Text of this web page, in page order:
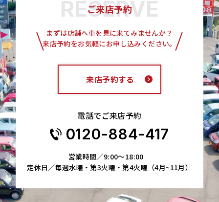
ご来店予約
まずは店舗へ車を見に来てみませんか？
来店予約をお気軽にお申し込みください。
来店予約する
電話でご来店予約
0120-884-417
営業時間／9:00～18:00
定休日／毎週水曜・第3火曜・第4火曜（4月~11月）